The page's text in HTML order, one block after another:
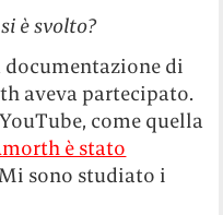
è svolto?
documentazione di
aveva partecipato.
come quella
è stato
sono studiato i